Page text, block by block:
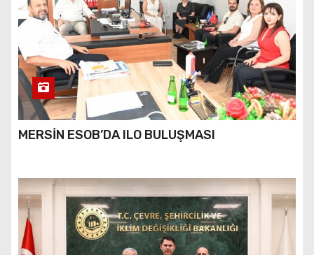
MERSİN ESOB’DA ILO BULUŞMASI